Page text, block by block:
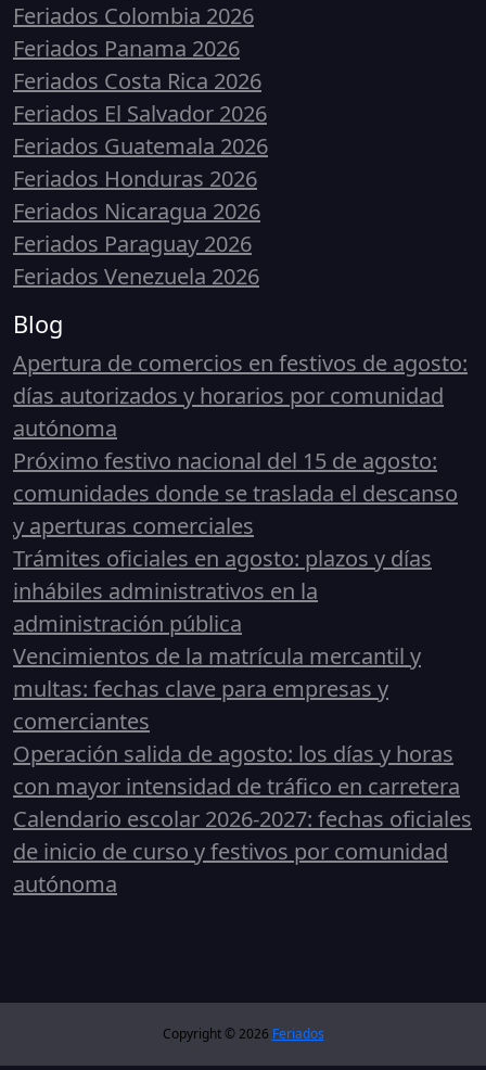
Feriados Colombia 2026
Feriados Panama 2026
Feriados Costa Rica 2026
Feriados El Salvador 2026
Feriados Guatemala 2026
Feriados Honduras 2026
Feriados Nicaragua 2026
Feriados Paraguay 2026
Feriados Venezuela 2026
Blog
Apertura de comercios en festivos de agosto:
días autorizados y horarios por comunidad
autónoma
Próximo festivo nacional del 15 de agosto:
comunidades donde se traslada el descanso
y aperturas comerciales
Trámites oficiales en agosto: plazos y días
inhábiles administrativos en la
administración pública
Vencimientos de la matrícula mercantil y
multas: fechas clave para empresas y
comerciantes
Operación salida de agosto: los días y horas
con mayor intensidad de tráfico en carretera
Calendario escolar 2026-2027: fechas oficiales
de inicio de curso y festivos por comunidad
autónoma
Copyright © 2026 Feriados